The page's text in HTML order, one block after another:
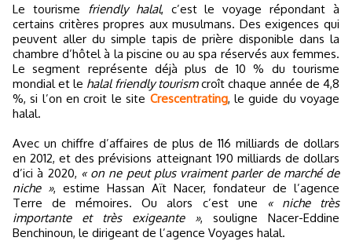
Le tourisme
friendly halal, c’est le voyage répondant à
certains critères propres aux musulmans. Des exigences qui
peuvent aller du simple tapis de prière disponible dans la
chambre d’hôtel à la piscine ou au spa réservés aux femmes.
Le segment représente déjà plus de 10 % du tourisme
mondial et le halal friendly tourismcroît chaque année de 4,8
%, si l’on en croit le site Crescentrating, le guide du voyage
halal.
Avec un chiffre d’affaires de plus de 116 milliards de dollars
en 2012, et des prévisions atteignant 190 milliards de dollars
d’ici à 2020, « on ne peut plus vraiment parler de marché de
niche », estime Hassan Aït Nacer, fondateur de l’agence
Terre de mémoires. Ou alors c’est une
« niche très
importante et très exigeante », souligne Nacer-Eddine
Benchinoun, le dirigeant de l’agence Voyages halal.